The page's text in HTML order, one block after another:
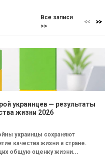
Все записи
>>
украинцев — результаты
жизни 2026
украинцы сохраняют
качества жизни в стране.
общую оценку жизни...